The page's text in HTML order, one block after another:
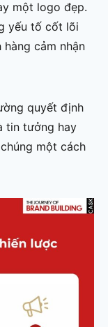
một logo đẹp.
yếu tố cốt lõi
cảm nhận
quyết định
tin tưởng hay
một cách